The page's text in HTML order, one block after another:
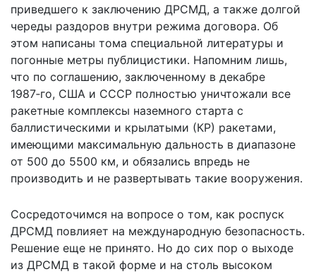
приведшего к заключению ДРСМД, а также долгой
череды раздоров внутри режима договора. Об
этом написаны тома специальной литературы и
погонные метры публицистики. Напомним лишь,
что по соглашению, заключенному в декабре
1987‑го, США и СССР полностью уничтожали все
ракетные комплексы наземного старта с
баллистическими и крылатыми (КР) ракетами,
имеющими максимальную дальность в диапазоне
от 500 до 5500 км, и обязались впредь не
производить и не развертывать такие вооружения.
Сосредоточимся на вопросе о том, как роспуск
ДРСМД повлияет на международную безопасность.
Решение еще не принято. Но до сих пор о выходе
из ДРСМД в такой форме и на столь высоком